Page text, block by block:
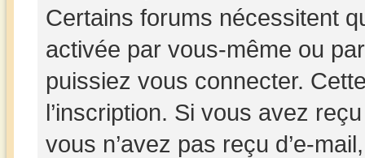
Certains forums nécessitent
activée par vous-même ou
puissiez vous connecter.
l’inscription. Si vous avez
vous n’avez pas reçu d’e-